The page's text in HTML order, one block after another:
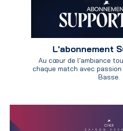
L'abonnement
Au cœur de l'ambiance
chaque match avec
Basse.